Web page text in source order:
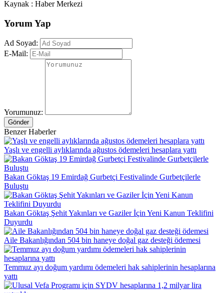
Kaynak : Haber Merkezi
Yorum Yap
Ad Soyad:
E-Mail:
Yorumunuz:
Gönder
Benzer Haberler
Yaşlı ve engelli aylıklarında ağustos ödemeleri hesaplara yattı
Bakan Göktaş 19 Emirdağ Gurbetçi Festivalinde Gurbetçilerle
Buluştu
Bakan Göktaş Şehit Yakınları ve Gaziler İçin Yeni Kanun Teklifini
Duyurdu
Aile Bakanlığından 504 bin haneye doğal gaz desteği ödemesi
Temmuz ayı doğum yardımı ödemeleri hak sahiplerinin hesaplarına
yattı